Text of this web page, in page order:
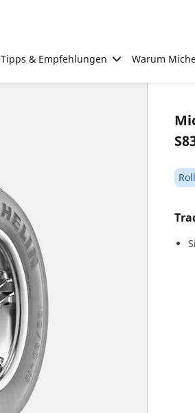
Tipps & Empfehlungen Warum